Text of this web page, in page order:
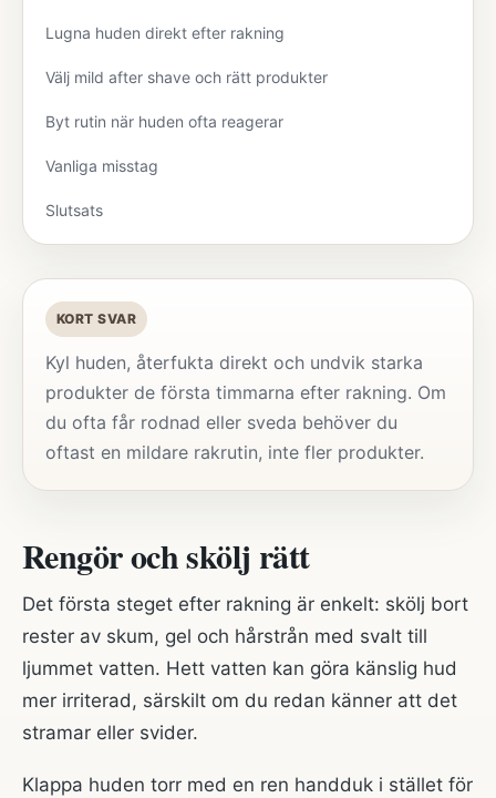
Lugna huden direkt efter rakning
Välj mild after shave och rätt produkter
Byt rutin när huden ofta reagerar
Vanliga misstag
Slutsats
KORT SVAR
Kyl huden, återfukta direkt och undvik starka
produkter de första timmarna efter rakning. Om
du ofta får rodnad eller sveda behöver du
oftast en mildare rakrutin, inte fler produkter.
Rengör och skölj rätt
Det första steget efter rakning är enkelt: skölj bort
rester av skum, gel och hårstrån med svalt till
ljummet vatten. Hett vatten kan göra känslig hud
mer irriterad, särskilt om du redan känner att det
stramar eller svider.
Klappa huden torr med en ren handduk i stället för